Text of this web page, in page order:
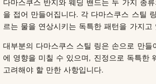
다마스쿠스 반지와 웨딩 밴드는 두 가지 종
을 접어 만들어집니다. 각 다마스쿠스 스틸
르는 물을 연상시키는 독특한 패턴을 가지고
대부분의 다마스쿠스 스틸 링은 손으로 만들
에 영향을 미칠 수 있으며, 진정으로 독특한
고려해야 할 만한 사항입니다.